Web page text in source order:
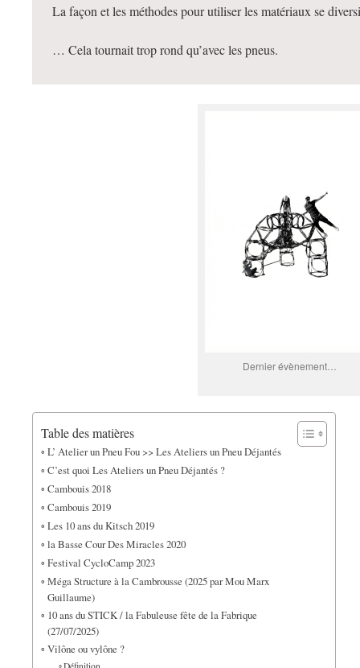
La façon et les méthodes pour utiliser les matériaux se
… Cela tournait trop rond qu’avec les pneus.
Dernier évènement…
Table des matières
L’ Atelier un Pneu Fou >> Les Ateliers un Pneu Déjantés
C’est quoi Les Ateliers un Pneu Déjantés ?
Cambouis 2018
Cambouis 2019
Les 10 ans du Kitsch 2019
la Basse Cour Des Miracles 2020
Festival CycloCamp 2023
Méga Structure à la Cambrousse (2025 par Mou Marx
Guillaume)
10 ans du STICK / la Fabuleuse fête de la Fabrique
(27/07/2025)
Vilône ou vylône ?